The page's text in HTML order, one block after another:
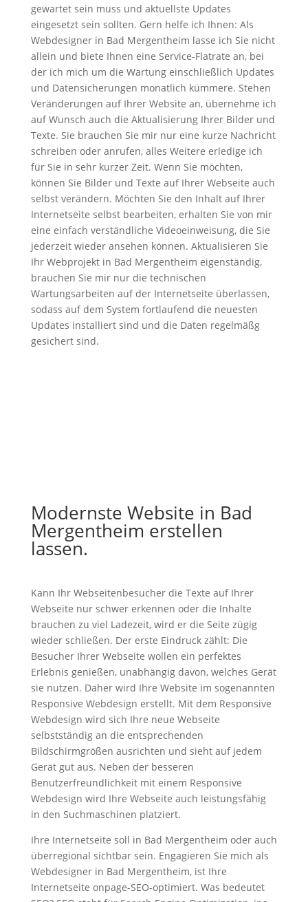
gewartet sein muss und aktuellste Updates
eingesetzt sein sollten. Gern helfe ich Ihnen: Als
Webdesigner in Bad Mergentheim lasse ich Sie nicht
allein und biete Ihnen eine Service-Flatrate an, bei
der ich mich um die Wartung einschließlich Updates
und Datensicherungen monatlich kümmere. Stehen
Veränderungen auf Ihrer Website an, übernehme ich
auf Wunsch auch die Aktualisierung Ihrer Bilder und
Texte. Sie brauchen Sie mir nur eine kurze Nachricht
schreiben oder anrufen, alles Weitere erledige ich
für Sie in sehr kurzer Zeit. Wenn Sie möchten,
können Sie Bilder und Texte auf Ihrer Webseite auch
selbst verändern. Möchten Sie den Inhalt auf Ihrer
Internetseite selbst bearbeiten, erhalten Sie von mir
eine einfach verständliche Videoeinweisung, die Sie
jederzeit wieder ansehen können. Aktualisieren Sie
Ihr Webprojekt in Bad Mergentheim eigenständig,
brauchen Sie mir nur die technischen
Wartungsarbeiten auf der Internetseite überlassen,
sodass auf dem System fortlaufend die neuesten
Updates installiert sind und die Daten regelmäßg
gesichert sind.
Modernste Website in Bad
Mergentheim erstellen
lassen.
Kann Ihr Webseitenbesucher die Texte auf Ihrer
Webseite nur schwer erkennen oder die Inhalte
brauchen zu viel Ladezeit, wird er die Seite zügig
wieder schließen. Der erste Eindruck zählt: Die
Besucher Ihrer Webseite wollen ein perfektes
Erlebnis genießen, unabhängig davon, welches Gerät
sie nutzen. Daher wird Ihre Website im sogenannten
Responsive Webdesign erstellt. Mit dem Responsive
Webdesign wird sich Ihre neue Webseite
selbstständig an die entsprechenden
Bildschirmgrößen ausrichten und sieht auf jedem
Gerät gut aus. Neben der besseren
Benutzerfreundlichkeit mit einem Responsive
Webdesign wird Ihre Webseite auch leistungsfähig
in den Suchmaschinen platziert.
Ihre Internetseite soll in Bad Mergentheim oder auch
überregional sichtbar sein. Engagieren Sie mich als
Webdesigner in Bad Mergentheim, ist Ihre
Internetseite onpage-SEO-optimiert. Was bedeutet